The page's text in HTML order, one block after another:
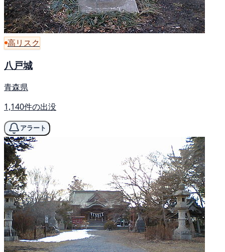
高リスク
八戸城
青森県
1,140件の出没
アラート